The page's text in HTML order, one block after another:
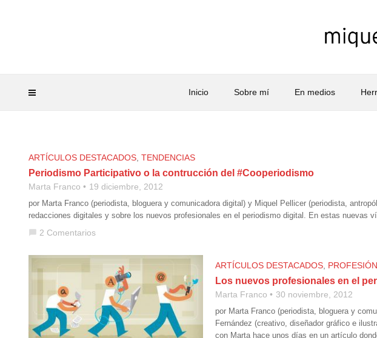
Inicio Sobre mí En medios
ARTÍCULOS DESTACADOS TENDENCIAS
Periodismo Participativo o la contrucción del #Cooperiodismo
Marta Franco 19 diciembre, 2012
por Marta Franco (periodista, bloguera y comunicadora digital) y Miquel Pellicer (periodista,
redacciones digitales y sobre los nuevos profesionales en el periodismo digital. En estas
chat_bubble 2 Comentarios
ARTÍCULOS DESTACADOS PROFESIÓN
Los nuevos profesionales en el
Marta Franco 30 noviembre, 2012
por Marta Franco (periodista, bloguera y
Fernández (creativo, diseñador gráfico e
con Marta hace unos días en un artículo